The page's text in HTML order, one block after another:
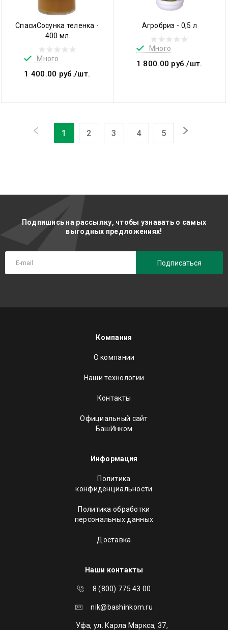
СпасиСосунка теленка -
400 мл
Много
1 400.00 руб./шт.
Агробриз - 0,5 л
Много
1 800.00 руб./шт.
1 2 3 4 5
Подпишись на рассылку, чтобы узнавать о самых
выгодных предложениях!
Подписаться
Компания
О компании
Наши технологии
Контакты
Официальный сайт
БашИнком
Информация
Политика
конфиденциальности
Политика обработки
персональных данных
Доставка
Наши контакты
8 (800) 775 43 00
nik@bashinkom.ru
Уфа, ул. Карла Маркса, 37,